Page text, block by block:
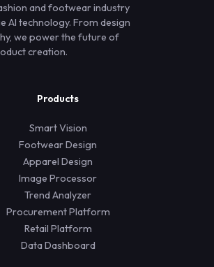
and footwear industry
AI technology. From design
we power the future of
creation.
Products
Smart Vision
Footwear Design
Apparel Design
Image Processor
Trend Analyzer
Procurement Platform
Retail Platform
Data Dashboard